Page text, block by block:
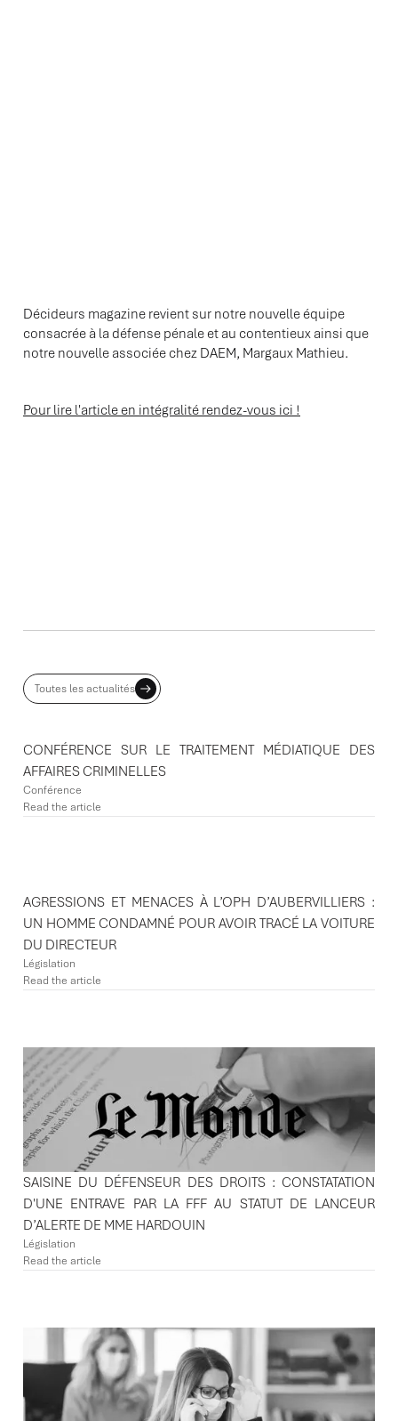
Décideurs magazine revient sur notre nouvelle équipe
consacrée à la défense pénale et au contentieux ainsi que
notre nouvelle associée chez DAEM, Margaux Mathieu.
Pour lire l'article en intégralité rendez-vous ici !
ACTUALITES ASSOCIÉES
Toutes les actualités
CONFÉRENCE SUR LE TRAITEMENT MÉDIATIQUE DES
AFFAIRES CRIMINELLES
Conférence
Read the article
AGRESSIONS ET MENACES À L’OPH D’AUBERVILLIERS :
UN HOMME CONDAMNÉ POUR AVOIR TRACÉ LA VOITURE
DU DIRECTEUR
Législation
Read the article
SAISINE DU DÉFENSEUR DES DROITS : CONSTATATION
D'UNE ENTRAVE PAR LA FFF AU STATUT DE LANCEUR
D’ALERTE DE MME HARDOUIN
Législation
Read the article